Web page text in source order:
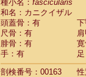
種小名： fascicularis
和名：カニクイザル
頭蓋骨：有
尺骨：有
腓骨：有
手：有
剖検番号：00163